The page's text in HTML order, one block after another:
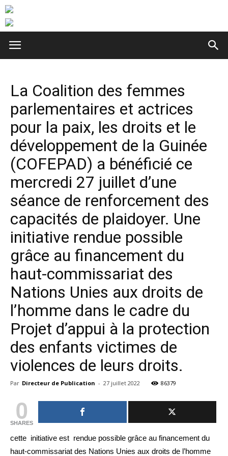
La Coalition des femmes
parlementaires et actrices
pour la paix, les droits et le
développement de la Guinée
(COFEPAD) a bénéficié ce
mercredi 27 juillet d’une
séance de renforcement des
capacités de plaidoyer. Une
initiative rendue possible
grâce au financement du
haut-commissariat des
Nations Unies aux droits de
l’homme dans le cadre du
Projet d’appui à la protection
des enfants victimes de
violences de leurs droits.
Par Directeur de Publication - 27 juillet 2022 86379
0
SHARES
cette initiative est rendue possible grâce au financement du
haut-commissariat des Nations Unies aux droits de l’homme